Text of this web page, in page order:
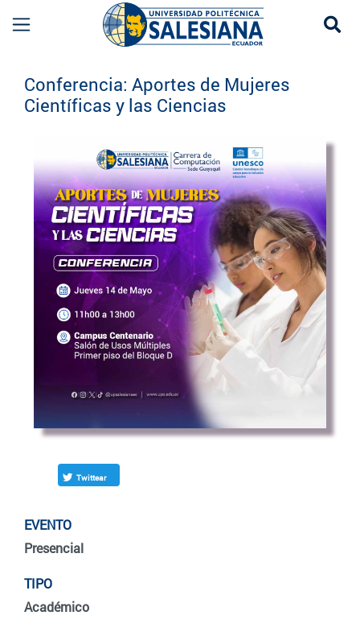
Conferencia: Aportes de Mujeres
Científicas y las Ciencias
Twittear
EVENTO
Presencial
TIPO
Académico